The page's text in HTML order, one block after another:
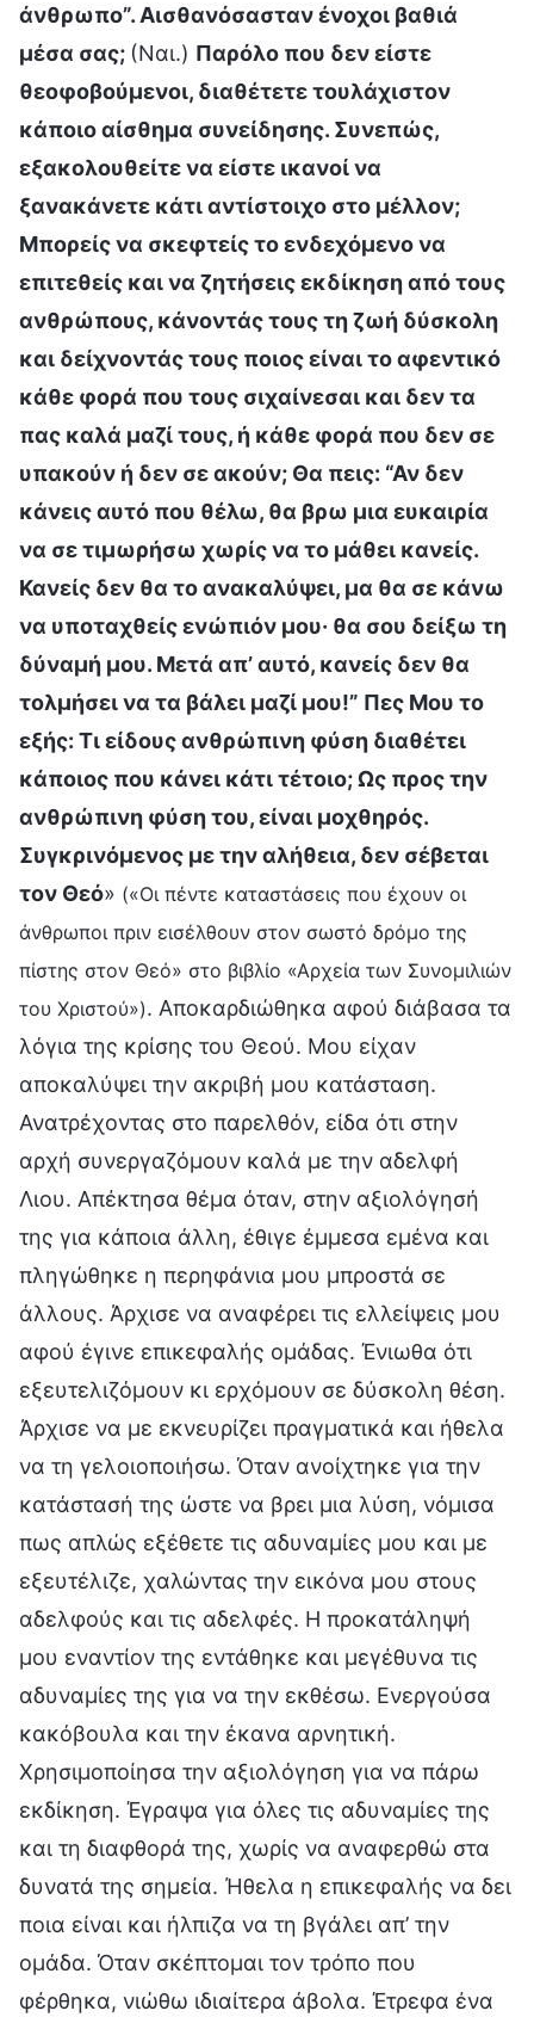
άνθρωπο”. Αισθανόσασταν ένοχοι βαθιά
μέσα σας; (Ναι.) Παρόλο που δεν είστε
θεοφοβούμενοι, διαθέτετε τουλάχιστον
κάποιο αίσθημα συνείδησης. Συνεπώς,
εξακολουθείτε να είστε ικανοί να
ξανακάνετε κάτι αντίστοιχο στο μέλλον;
Μπορείς να σκεφτείς το ενδεχόμενο να
επιτεθείς και να ζητήσεις εκδίκηση από τους
ανθρώπους, κάνοντάς τους τη ζωή δύσκολη
και δείχνοντάς τους ποιος είναι το αφεντικό
κάθε φορά που τους σιχαίνεσαι και δεν τα
πας καλά μαζί τους, ή κάθε φορά που δεν σε
υπακούν ή δεν σε ακούν; Θα πεις: “Αν δεν
κάνεις αυτό που θέλω, θα βρω μια ευκαιρία
να σε τιμωρήσω χωρίς να το μάθει κανείς.
Κανείς δεν θα το ανακαλύψει, μα θα σε κάνω
να υποταχθείς ενώπιόν μου· θα σου δείξω τη
δύναμή μου. Μετά απ’ αυτό, κανείς δεν θα
τολμήσει να τα βάλει μαζί μου!” Πες Μου το
εξής: Τι είδους ανθρώπινη φύση διαθέτει
κάποιος που κάνει κάτι τέτοιο; Ως προς την
ανθρώπινη φύση του, είναι μοχθηρός.
Συγκρινόμενος με την αλήθεια, δεν σέβεται
τον Θεό» («Οι πέντε καταστάσεις που έχουν οι
άνθρωποι πριν εισέλθουν στον σωστό δρόμο της
πίστης στον Θεό» στο βιβλίο «Αρχεία των Συνομιλιών
του Χριστού»). Αποκαρδιώθηκα αφού διάβασα τα
λόγια της κρίσης του Θεού. Μου είχαν
αποκαλύψει την ακριβή μου κατάσταση.
Ανατρέχοντας στο παρελθόν, είδα ότι στην
αρχή συνεργαζόμουν καλά με την αδελφή
Λιου. Απέκτησα θέμα όταν, στην αξιολόγησή
της για κάποια άλλη, έθιγε έμμεσα εμένα και
πληγώθηκε η περηφάνια μου μπροστά σε
άλλους. Άρχισε να αναφέρει τις ελλείψεις μου
αφού έγινε επικεφαλής ομάδας. Ένιωθα ότι
εξευτελιζόμουν κι ερχόμουν σε δύσκολη θέση.
Άρχισε να με εκνευρίζει πραγματικά και ήθελα
να τη γελοιοποιήσω. Όταν ανοίχτηκε για την
κατάστασή της ώστε να βρει μια λύση, νόμισα
πως απλώς εξέθετε τις αδυναμίες μου και με
εξευτέλιζε, χαλώντας την εικόνα μου στους
αδελφούς και τις αδελφές. Η προκατάληψή
μου εναντίον της εντάθηκε και μεγέθυνα τις
αδυναμίες της για να την εκθέσω. Ενεργούσα
κακόβουλα και την έκανα αρνητική.
Χρησιμοποίησα την αξιολόγηση για να πάρω
εκδίκηση. Έγραψα για όλες τις αδυναμίες της
και τη διαφθορά της, χωρίς να αναφερθώ στα
δυνατά της σημεία. Ήθελα η επικεφαλής να δει
ποια είναι και ήλπιζα να τη βγάλει απ’ την
ομάδα. Όταν σκέπτομαι τον τρόπο που
φέρθηκα, νιώθω ιδιαίτερα άβολα. Έτρεφα ένα